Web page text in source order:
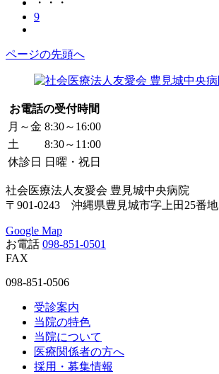
9
ページの先頭へ
お電話の受付時間
月～金 8:30～16:00
土
8:30～11:00
休診日
日曜・祝日
社会医療法人友愛会 豊見城中央病院
〒901-0243 沖縄県豊見城市字上田25番地
Google Map
お電話 098-851-0501
FAX
098-851-0506
受診案内
当院の特色
当院について
医療関係者の方へ
採用・募集情報